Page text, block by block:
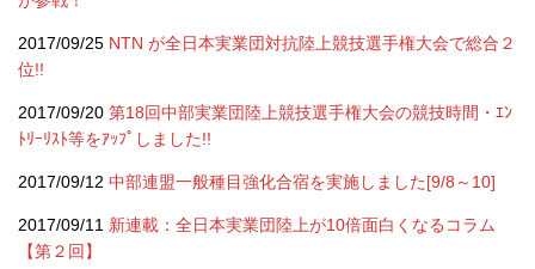
2017/09/25 NTN が全日本実業団対抗陸上競技選手権大会で総合２
位!!
2017/09/20 第18回中部実業団陸上競技選手権大会の競技時間・ｴﾝ
ﾄﾘｰﾘｽﾄ等をｱｯﾌﾟしました!!
2017/09/12 中部連盟一般種目強化合宿を実施しました[9/8～10]
2017/09/11 新連載：全日本実業団陸上が10倍面白くなるコラム
【第２回】